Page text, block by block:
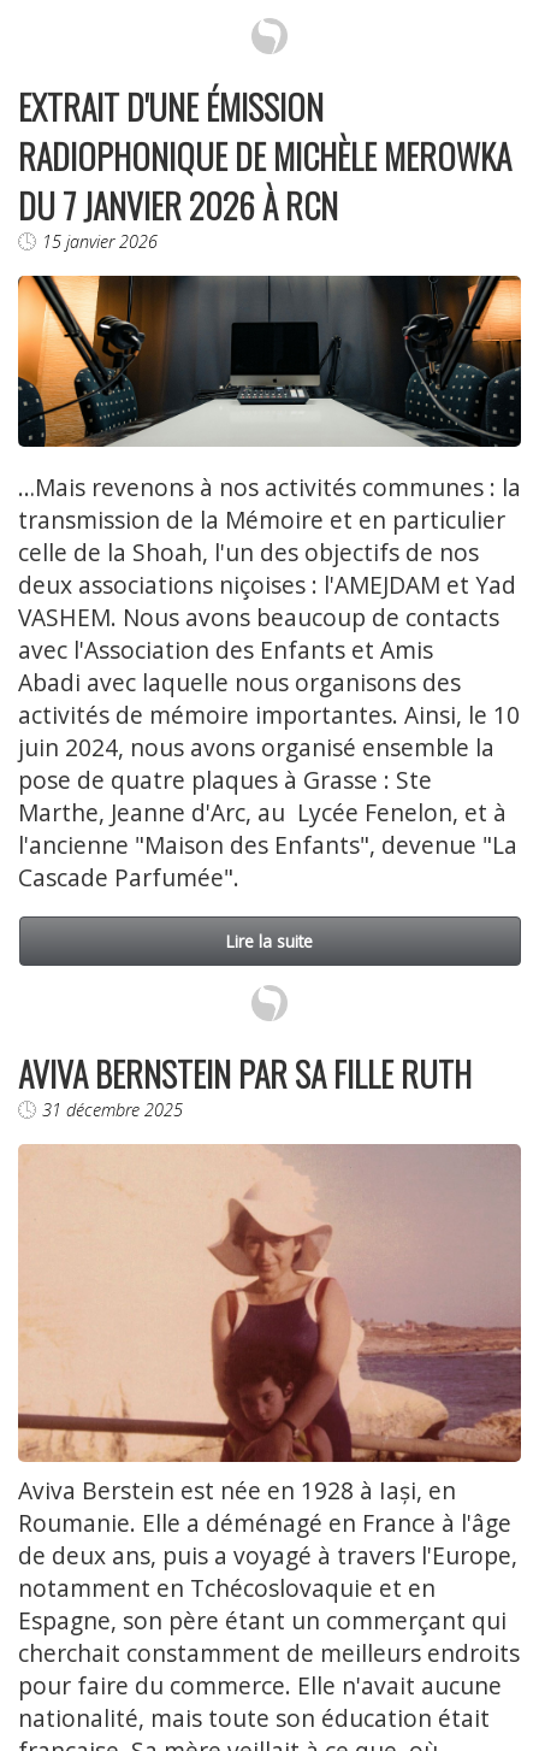
EXTRAIT D'UNE ÉMISSION
RADIOPHONIQUE DE MICHÈLE MEROWKA
DU 7 JANVIER 2026 À RCN
15 janvier 2026
…Mais revenons à nos activités communes : la
transmission de la Mémoire et en particulier
celle de la Shoah, l'un des objectifs de nos
deux associations niçoises : l'AMEJDAM et Yad
VASHEM. Nous avons beaucoup de contacts
avec l'Association des Enfants et Amis
Abadi avec laquelle nous organisons des
activités de mémoire importantes. Ainsi, le 10
juin 2024, nous avons organisé ensemble la
pose de quatre plaques à Grasse : Ste
Marthe, Jeanne d'Arc, au Lycée Fenelon, et à
l'ancienne "Maison des Enfants", devenue "La
Cascade Parfumée".
Lire la suite
AVIVA BERNSTEIN PAR SA FILLE RUTH
31 décembre 2025
Aviva Berstein est née en 1928 à Iași, en
Roumanie. Elle a déménagé en France à l'âge
de deux ans, puis a voyagé à travers l'Europe,
notamment en Tchécoslovaquie et en
Espagne, son père étant un commerçant qui
cherchait constamment de meilleurs endroits
pour faire du commerce. Elle n'avait aucune
nationalité, mais toute son éducation était